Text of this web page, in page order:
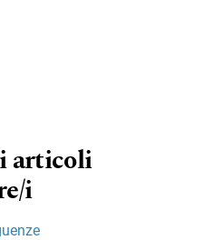
articoli
i